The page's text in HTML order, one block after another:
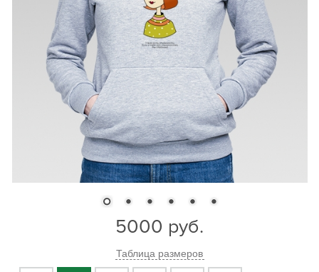
5000 руб.
Таблица размеров